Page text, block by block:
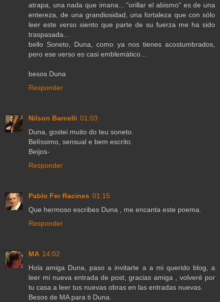
atrapa, una nada que imana... "orillar el abismo" es de una
entereza, de una grandiosidad, una fortaleza que con sólo
leer este verso siento que parte de su fuerza me ha sido
traspasada...
bello Soneto, Duna, como ya nos tienes acostumbrados,
pero ese verso es casi emblemático...
besos Duna
Responder
Nilson Barcelli 01:03
Duna, gostei muito do teu soneto.
Belíssimo, sensual e bem escrito.
Beijos-
Responder
Pablo Fer Racines 01:15
Que hermoso escribes Duna , me encanta este poema.
Responder
MA 14:02
Hola amiga Duna, paso a invitarte a a mi querido blog, a
leer mi nueva entrada de post, gracias amiga , volveré por
tu casa a leer tus nuevas obras en las entradas nuevas.
Besos de MA para ti Duna.